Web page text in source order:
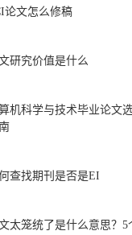
论文怎么修稿
研究价值是什么
机科学与技术毕业论文
查找期刊是否是EI
太笼统了是什么意思？